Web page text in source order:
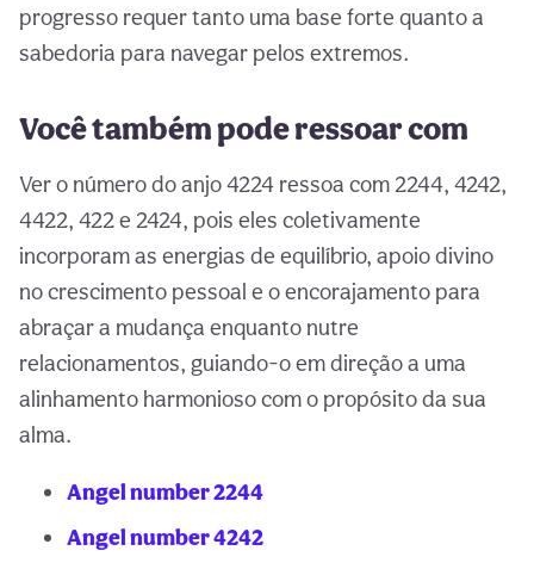
progresso requer tanto uma base forte quanto a
sabedoria para navegar pelos extremos.
Você também pode ressoar com
Ver o número do anjo 4224 ressoa com 2244, 4242,
4422, 422 e 2424, pois eles coletivamente
incorporam as energias de equilíbrio, apoio divino
no crescimento pessoal e o encorajamento para
abraçar a mudança enquanto nutre
relacionamentos, guiando-o em direção a uma
alinhamento harmonioso com o propósito da sua
alma.
Angel number 2244
Angel number 4242